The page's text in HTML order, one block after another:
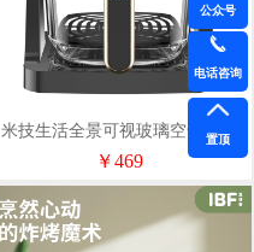
米技生活全景可视玻璃空气炸锅
AF-L4536
￥469
公众号
电话咨询
置顶